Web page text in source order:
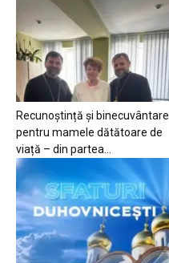
Recunoștință și binecuvântare
pentru mamele dătătoare de
viață – din partea...